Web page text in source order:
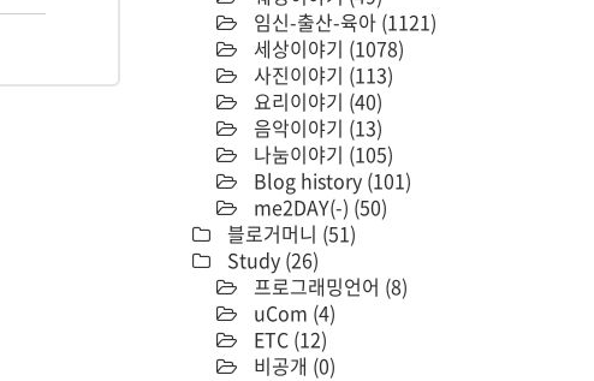
임신-출산-육아 (1121)
세상이야기 (1078)
사진이야기 (113)
요리이야기 (40)
음악이야기 (13)
나눔이야기 (105)
Blog history (101)
me2DAY(-) (50)
블로거머니 (51)
Study (26)
프로그래밍언어 (8)
uCom (4)
ETC (12)
비공개 (0)